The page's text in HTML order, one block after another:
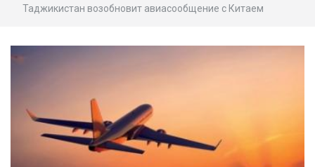
Таджикистан возобновит авиасообщение с Китаем